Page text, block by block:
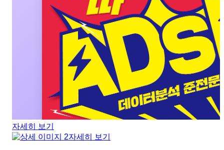
자세히 보기
자세히 보기